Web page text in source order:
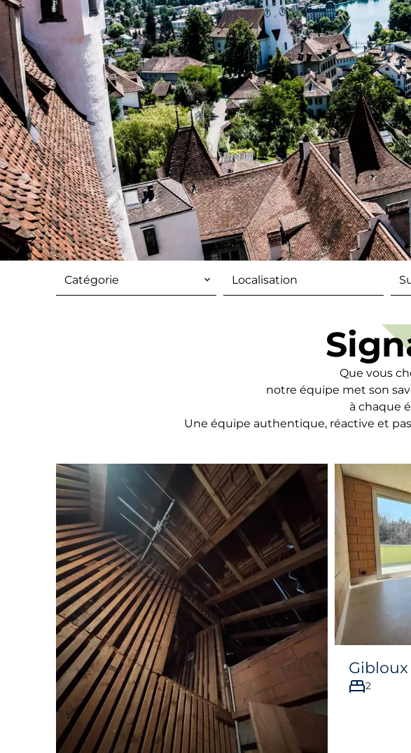
Catégorie Localisation
Que vous
notre équipe met son
à chaque
Une équipe authentique, réactive et
Gibloux
2